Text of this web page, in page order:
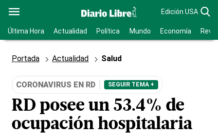
Edición USA
Última Hora Actualidad Política Mundo Economía
Portada Actualidad Salud
CORONAVIRUS EN RD SEGUIR TEMA +
RD posee un 53.4% de
ocupación hospitalaria